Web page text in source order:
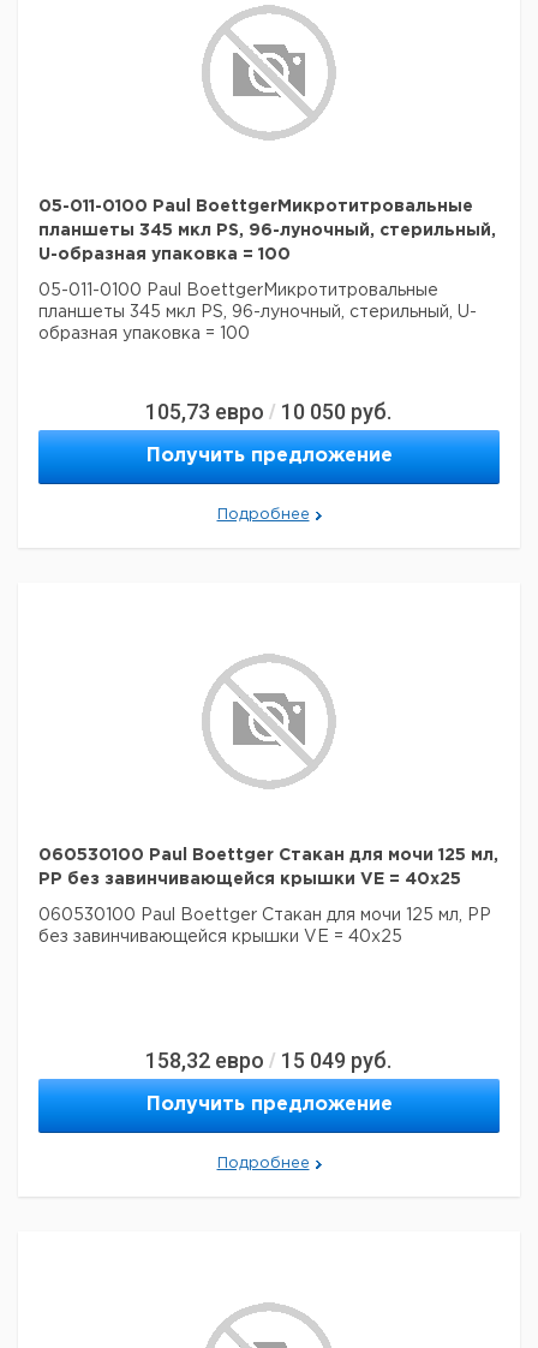
05-011-0100 Paul BoettgerМикротитровальные
планшеты 345 мкл PS, 96-луночный, стерильный,
U-образная упаковка = 100
05-011-0100 Paul BoettgerМикротитровальные
планшеты 345 мкл PS, 96-луночный, стерильный, U-
образная упаковка = 100
105,73 евро / 10 050 руб.
Получить предложение
Подробнее
060530100 Paul Boettger Стакан для мочи 125 мл,
PP без завинчивающейся крышки VE = 40x25
060530100 Paul Boettger Стакан для мочи 125 мл, PP
без завинчивающейся крышки VE = 40x25
158,32 евро / 15 049 руб.
Получить предложение
Подробнее